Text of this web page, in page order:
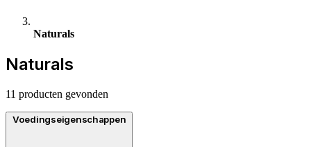
Naturals
Naturals
11 producten gevonden
Voedingseigenschappen